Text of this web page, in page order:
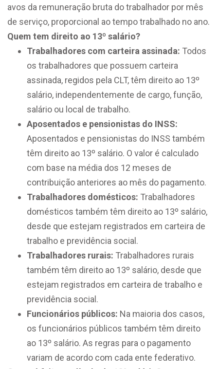
avos da remuneração bruta do trabalhador por mês
de serviço, proporcional ao tempo trabalhado no ano.
Quem tem direito ao 13º salário?
Trabalhadores com carteira assinada: Todos
os trabalhadores que possuem carteira
assinada, regidos pela CLT, têm direito ao 13º
salário, independentemente de cargo, função,
salário ou local de trabalho.
Aposentados e pensionistas do INSS:
Aposentados e pensionistas do INSS também
têm direito ao 13º salário. O valor é calculado
com base na média dos 12 meses de
contribuição anteriores ao mês do pagamento.
Trabalhadores domésticos: Trabalhadores
domésticos também têm direito ao 13º salário,
desde que estejam registrados em carteira de
trabalho e previdência social.
Trabalhadores rurais: Trabalhadores rurais
também têm direito ao 13º salário, desde que
estejam registrados em carteira de trabalho e
previdência social.
Funcionários públicos: Na maioria dos casos,
os funcionários públicos também têm direito
ao 13º salário. As regras para o pagamento
variam de acordo com cada ente federativo.